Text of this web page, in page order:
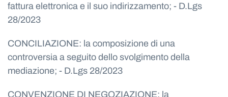
fattura elettronica e il suo indirizzamento; - D.Lgs
28/2023
CONCILIAZIONE: la composizione di una
controversia a seguito dello svolgimento della
mediazione; - D.Lgs 28/2023
CONVENZIONE DI NEGOZIAZIONE: la